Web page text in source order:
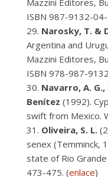
Mazzini Editores,
ISBN 987-9132-04-
Narosky, T. &
Argentina and
Mazzini Editores,
ISBN 978-987-
Navarro, A.
Benítez (1992).
swift from Mexico.
Oliveira, S. L.
senex (Temminck,
state of Rio Grande
473-475. (enlace)